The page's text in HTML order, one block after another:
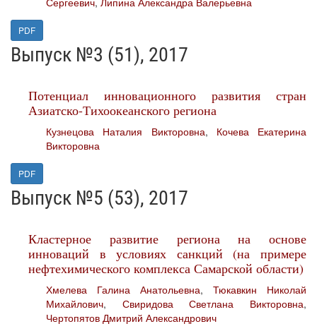
PDF
Выпуск №3 (51), 2017
Потенциал инновационного развития стран
Азиатско-Тихоокеанского региона
Кузнецова Наталия Викторовна, Кочева Екатерина
Викторовна
PDF
Выпуск №5 (53), 2017
Кластерное развитие региона на основе
инноваций в условиях санкций (на примере
нефтехимического комплекса Самарской области)
Хмелева Галина Анатольевна, Тюкавкин Николай
Михайлович, Свиридова Светлана Викторовна,
Чертопятов Дмитрий Александрович